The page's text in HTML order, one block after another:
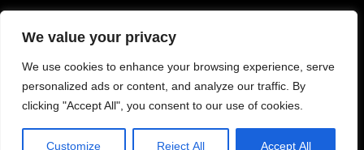
We value your privacy
We use cookies to enhance your browsing experience, serve
personalized ads or content, and analyze our traffic. By
clicking "Accept All", you consent to our use of cookies.
Customize Reject All Accept All
Terms and Conditions
Τρόπος πληρωμής
Κόστος παράδοσης